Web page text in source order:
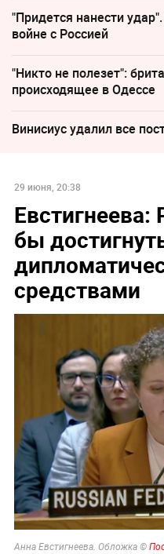
"Придется нанести
войне с Россией
"Никто не полезет":
происходящее в Одессе
Винисиус удалил все
29 июня, 20:38
бы
средствами
Анна Евстигнеева. Обложка ©